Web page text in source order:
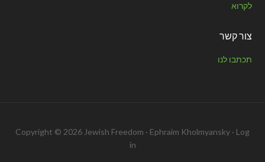
לקרוא
צור קשר
תכתבו לנו
Copyright © 2026 Jewish Freedom · Ephraim Kholmyansky ·Log